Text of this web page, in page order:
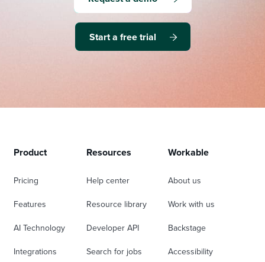
Start a free trial
Product
Pricing
Features
AI Technology
Integrations
Resources
Help center
Resource library
Developer API
Search for jobs
Workable
About us
Work with us
Backstage
Accessibility